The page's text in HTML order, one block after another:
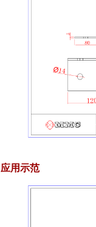
应用示范